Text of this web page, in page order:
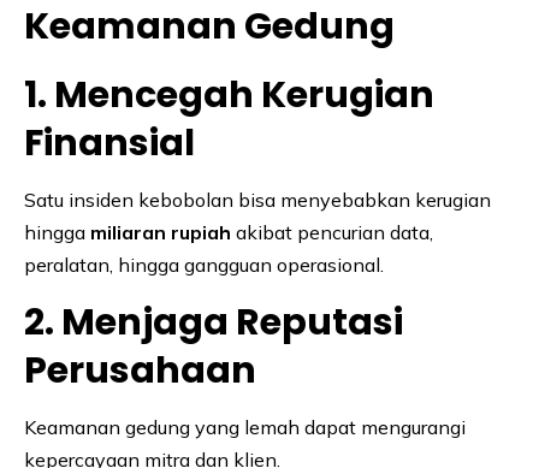
Keamanan Gedung
1. Mencegah Kerugian
Finansial
Satu insiden kebobolan bisa menyebabkan kerugian
hingga miliaran rupiah akibat pencurian data,
peralatan, hingga gangguan operasional.
2. Menjaga Reputasi
Perusahaan
Keamanan gedung yang lemah dapat mengurangi
kepercayaan mitra dan klien.